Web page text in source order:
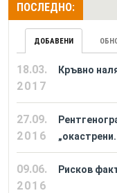
ПОСЛЕДНО:
ДОБАВЕНИ
18.03.
2017
Кръвно
27.09.
2016
09.06.
2016
Рисков